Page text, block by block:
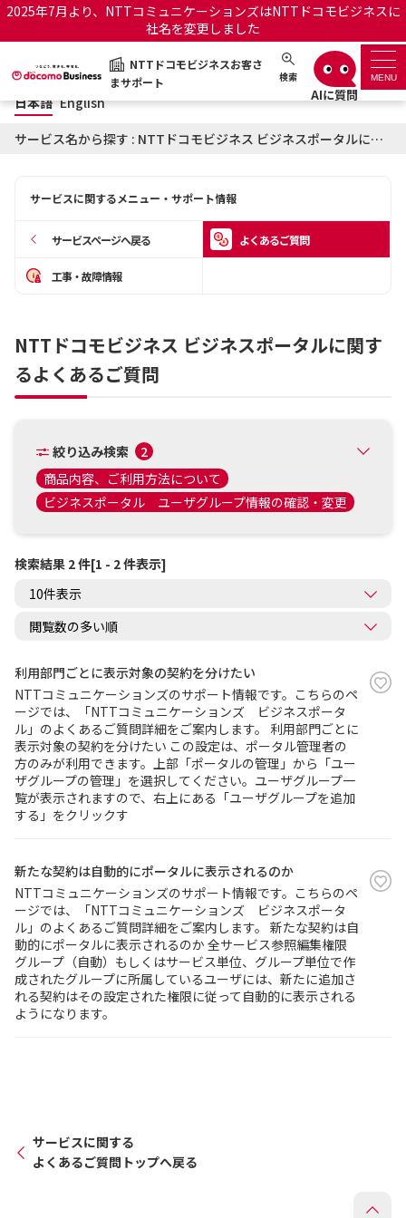
2025年7月より、NTTコミュニケーションズはNTTドコモビジネスに
社名を変更しました
NTTドコモビジネスお客さ
まサポート
検索 MENU
NTTドコモビジネスお客さまサポート 日本語 English
サポートトップ
お知らせ
オフィシャルサイト
日本語 English
サービス名から探す : NTTドコモビジネス ビジネスポータルに関するよくあるご質問
サービスに関するメニュー・サポート情報
サービスページへ戻る よくあるご質問
工事・故障情報
NTTドコモビジネス ビジネスポータルに関す
るよくあるご質問
絞り込み検索
2
商品内容、ご利用方法について
ビジネスポータル ユーザグループ情報の確認・変更
検索結果 2 件[1 - 2 件表示]
利用部門ごとに表示対象の契約を分けたい
NTTコミュニケーションズのサポート情報です。こちらのペ
ージでは、「NTTコミュニケーションズ ビジネスポータ
ル」のよくあるご質問詳細をご案内します。 利用部門ごとに
表示対象の契約を分けたい この設定は、ポータル管理者の
方のみが利用できます。上部「ポータルの管理」から「ユー
ザグループの管理」を選択してください。ユーザグループ一
覧が表示されますので、右上にある「ユーザグループを追加
する」をクリックす
新たな契約は自動的にポータルに表示されるのか
NTTコミュニケーションズのサポート情報です。こちらのペ
ージでは、「NTTコミュニケーションズ ビジネスポータ
ル」のよくあるご質問詳細をご案内します。 新たな契約は自
動的にポータルに表示されるのか 全サービス参照編集権限
グループ（自動）もしくはサービス単位、グループ単位で作
成されたグループに所属しているユーザには、新たに追加さ
れる契約はその設定された権限に従って自動的に表示される
ようになります。
サービスに関する
よくあるご質問トップへ戻る